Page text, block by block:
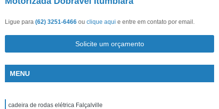
Ligue para (62) 3251-6466 ou clique aqui e entre em contato por email.
Solicite um orçamento
MENU
cadeira de rodas elétrica Falçalville